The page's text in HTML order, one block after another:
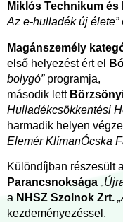
Miklós Technikum
Az e-hulladék új élete”
Magánszemély
első helyezést ért el
bolygó”programja,
második lett
Hulladékcsökkentési
harmadik helyen
Elemér KlímanÓcska
Különdíjban részesült a
Parancsnoksága
a NHSZ Szolnok Zrt.
kezdeményezéssel,